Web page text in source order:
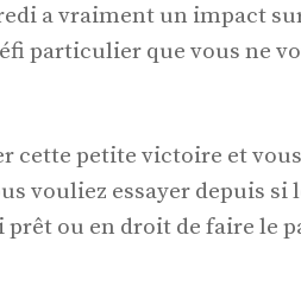
a vraiment un impact
particulier que vous ne
cette petite victoire et
vouliez essayer depuis
ou en droit de faire le